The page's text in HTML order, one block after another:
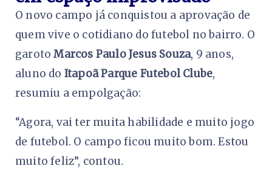
O novo campo já conquistou a aprovação de
quem vive o cotidiano do futebol no bairro. O
garotoMarcos Paulo Jesus Souza, 9 anos,
aluno do Itapoã Parque Futebol Clube,
resumiu a empolgação:
“Agora, vai ter muita habilidade e muito jogo
de futebol. O campo ficou muito bom. Estou
muito feliz”, contou.